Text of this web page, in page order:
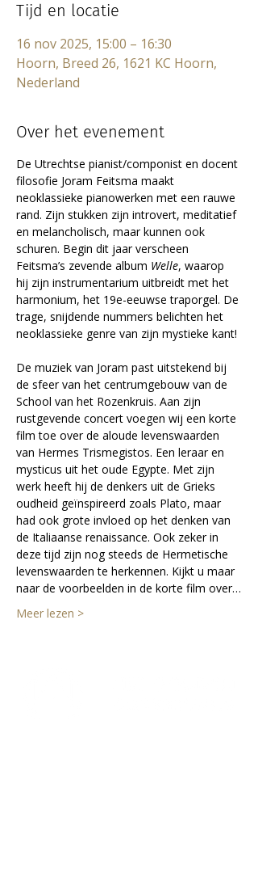
Tijd en locatie
16 nov 2025, 15:00 – 16:30
Hoorn, Breed 26, 1621 KC Hoorn,
Nederland
Over het evenement
De Utrechtse pianist/componist en docent
filosofie Joram Feitsma maakt
neoklassieke pianowerken met een rauwe
rand. Zijn stukken zijn introvert, meditatief
en melancholisch, maar kunnen ook
schuren. Begin dit jaar verscheen
Feitsma’s zevende album Welle, waarop
hij zijn instrumentarium uitbreidt met het
harmonium, het 19e-eeuwse traporgel. De
trage, snijdende nummers belichten het
neoklassieke genre van zijn mystieke kant!
De muziek van Joram past uitstekend bij
de sfeer van het centrumgebouw van de
School van het Rozenkruis. Aan zijn
rustgevende concert voegen wij een korte
film toe over de aloude levenswaarden
van Hermes Trismegistos. Een leraar en
mysticus uit het oude Egypte. Met zijn
werk heeft hij de denkers uit de Grieks
oudheid geïnspireerd zoals Plato, maar
had ook grote invloed op het denken van
de Italiaanse renaissance. Ook zeker in
deze tijd zijn nog steeds de Hermetische
levenswaarden te herkennen. Kijkt u maar
naar de voorbeelden in de korte film over…
Meer lezen >